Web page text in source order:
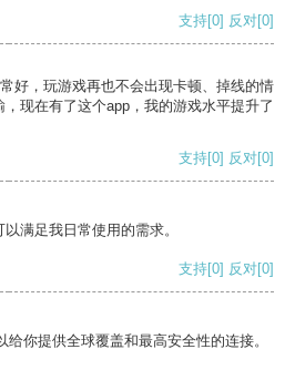
支持[0] 反对[0]
好，玩游戏再也不会出现卡顿、掉线的情
现在有了这个app，我的游戏水平提升了
支持[0] 反对[0]
满足我日常使用的需求。
支持[0] 反对[0]
你提供全球覆盖和最高安全性的连接。